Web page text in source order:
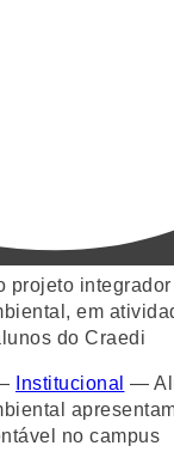
Institucional —
no campus